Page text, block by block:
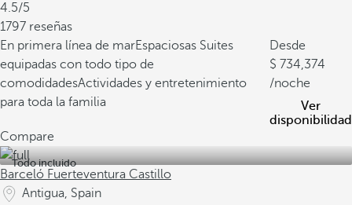
4.5/5
1797 reseñas
En primera línea de marEspaciosas Suites
equipadas con todo tipo de
comodidadesActividades y entretenimiento
para toda la familia
Desde
734,374
/noche
Ver
disponibilidad
Compare
Todo incluido
Barceló Fuerteventura Castillo
Antigua, Spain